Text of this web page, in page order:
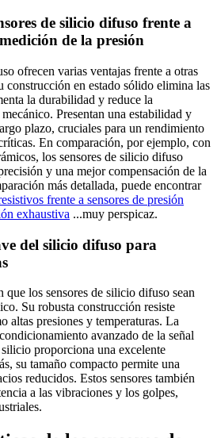
de silicio difuso frente a
de la presión
ofrecen varias ventajas frente a otras
construcción en estado sólido elimina las
la durabilidad y reduce la
Presentan una estabilidad y
plazo, cruciales para un rendimiento
En comparación, por ejemplo, con
los sensores de silicio difuso
y una mejor compensación de la
más detallada, puede encontrar
frente a sensores de presión
exhaustiva ...muy perspicaz.
del silicio difuso para
que los sensores de silicio difuso sean
Su robusta construcción resiste
altas presiones y temperaturas. La
avanzado de la señal
proporciona una excelente
su tamaño compacto permite una
reducidos. Estos sensores también
a las vibraciones y los golpes,